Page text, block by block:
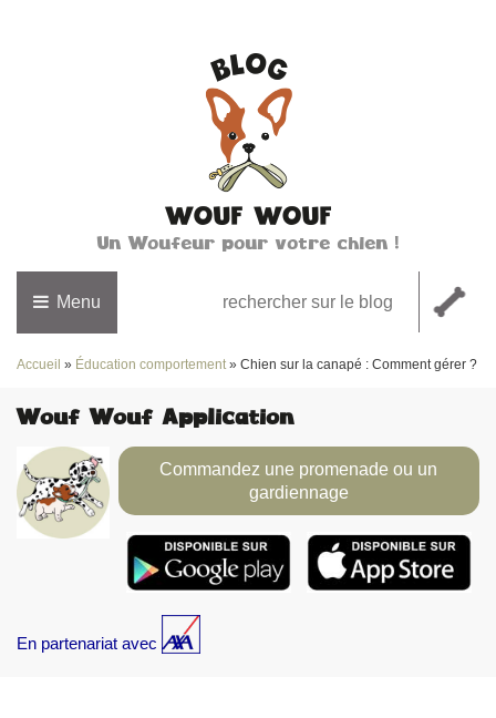
Un Woufeur pour votre chien !
Menu
Accueil » Éducation comportement » Chien sur la canapé : Comment gérer ?
Wouf Wouf Application
Commandez une promenade ou un
gardiennage
En partenariat avec